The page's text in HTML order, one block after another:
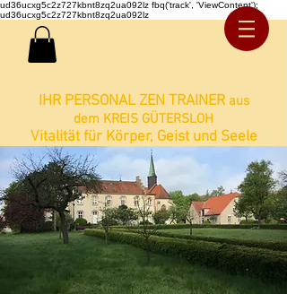
ud36ucxg5c2z727kbnt8zq2ua092lz fbq('track', 'ViewContent');
ud36ucxg5c2z727kbnt8zq2ua092lz
IHR PERSONAL ZEN TRAINER aus
dem KREIS GÜTERSLOH
Vitalität für Körper, Geist und Seele